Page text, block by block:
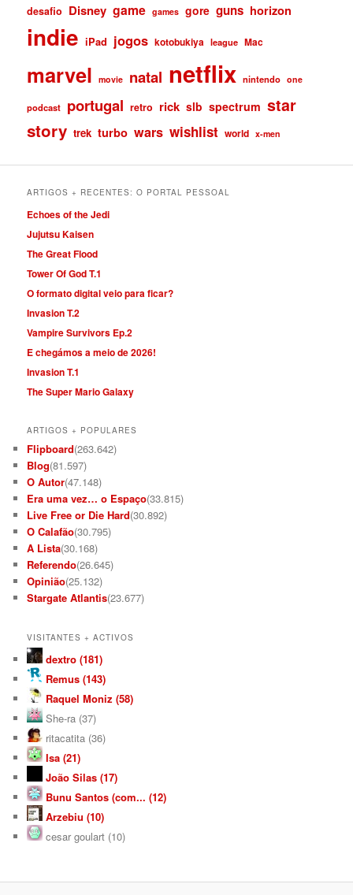
desafio Disney game games gore guns horizon
indie iPad jogos kotobukiya league Mac
marvel movie natal netflix nintendo one
podcast portugal retro rick slb spectrum star
story trek turbo wars wishlist world x-men
ARTIGOS + RECENTES: O PORTAL PESSOAL
Echoes of the Jedi
Jujutsu Kaisen
The Great Flood
Tower Of God T.1
O formato digital veio para ficar?
Invasion T.2
Vampire Survivors Ep.2
E chegámos a meio de 2026!
Invasion T.1
The Super Mario Galaxy
ARTIGOS + POPULARES
Flipboard(263.642)
Blog(81.597)
O Autor(47.148)
Era uma vez… o Espaço(33.815)
Live Free or Die Hard(30.892)
O Calafão(30.795)
A Lista(30.168)
Referendo(26.645)
Opinião(25.132)
Stargate Atlantis(23.677)
VISITANTES + ACTIVOS
dextro (181)
Remus (143)
Raquel Moniz (58)
She-ra (37)
ritacatita (36)
Isa (21)
João Silas (17)
Bunu Santos (com... (12)
Arzebiu (10)
cesar goulart (10)